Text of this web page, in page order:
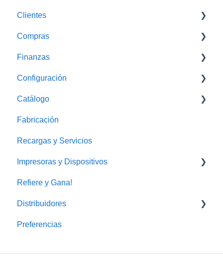
Cotizaciones
Clientes
Monedero Electrónico
Compras
Proovedores
Gastos
Finanzas
Caja
Conciliaciones Bancarias
Configuración
WhatsApp Business
Catálogo
Cobros y envíos
Fabricación
Recargas y Servicios
Impresoras y Dispositivos
Impresora
Refiere y Gana!
Distribuidores
FAQ
Preferencias